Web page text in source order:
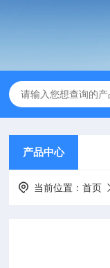
产品中心
当前位置：首页